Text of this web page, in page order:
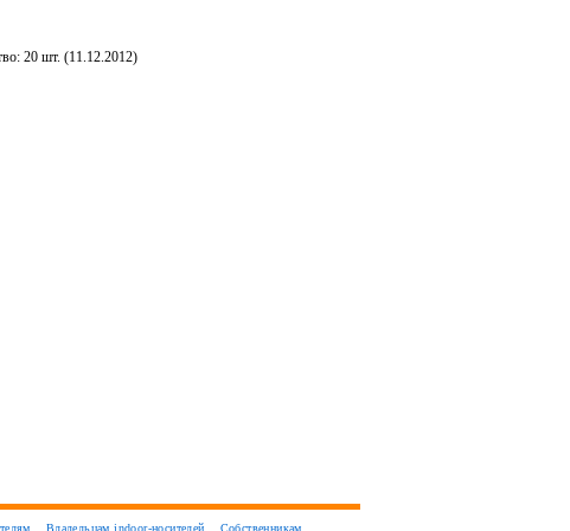
20 шт. (11.12.2012)
Владельцам indoor-носителей Собственникам